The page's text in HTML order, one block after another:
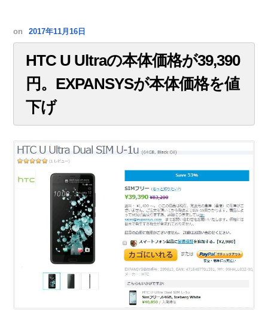
on 2017年11月16日
HTC U Ultraの本体価格が39,390
円。EXPANSYSが本体価格を値
下げ